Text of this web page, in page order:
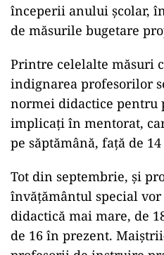
începerii anului școlar,
de măsurile bugetare
Printre celelalte măsuri
indignarea profesorilor
normei didactice pentru
implicați în mentorat,
pe săptămână, față de
Tot din septembrie, și
învățământul special vor
didactică mai mare, de
de 16 în prezent.